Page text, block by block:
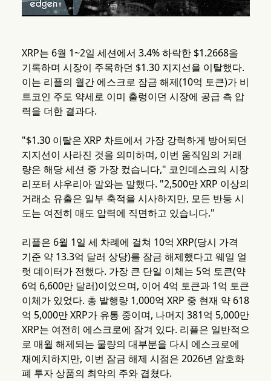
XRP는 6월 1~2일 세션에서 3.4% 하락한 $1.2668을
기록하며 시장이 주목하던 $1.30 지지선을 이탈했다.
이는 리플의 월간 에스크로 잠금 해제(10억 토큰)가 비
트코인 주도 약세로 이미 출렁이던 시장에 공급 측 압
력을 더한 결과다.
"$1.30 이탈은 XRP 차트에서 가장 강력하게 방어되던
지지선이 사라진 것을 의미하며, 이번 움직임의 거래
량은 해당 세션 중 가장 컸습니다," 코인데스크의 시장
리포터 샤우리아 말와는 말했다. "2,500만 XRP 이상의
거래소 유출은 일부 축적을 시사하지만, 모든 반등 시
도는 여전히 매도 압력에 직면하고 있습니다."
리플은 6월 1일 세 차례에 걸쳐 10억 XRP(당시 가격
기준 약 13.3억 달러 상당)를 잠금 해제했다고 웨일 얼
럿 데이터가 전했다. 가장 큰 단일 이체는 5억 토큰(약
6억 6,600만 달러)이었으며, 이어 4억 토큰과 1억 토큰
이체가 있었다. 총 발행량 1,000억 XRP 중 현재 약 618
억 5,000만 XRP가 유통 중이며, 나머지 381억 5,000만
XRP는 여전히 에스크로에 잠겨 있다. 리플은 일반적으
로 매월 해제되는 물량의 대부분을 다시 에스크로에
재예치하지만, 이번 잠금 해제 시점은 2026년 암호화
폐 투자 상품의 최악의 주와 겹쳤다.